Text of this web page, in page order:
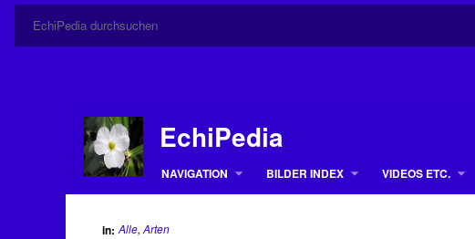
EchiPedia
NAVIGATION
BILDER INDEX VIDEOS ETC.
in: Alle, Arten